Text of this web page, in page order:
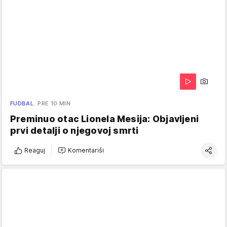
FUDBAL PRE 10 MIN
Preminuo otac Lionela Mesija: Objavljeni
prvi detalji o njegovoj smrti
Reaguj Komentariši